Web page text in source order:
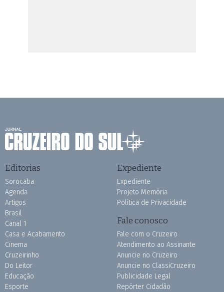
Editorias
Sorocaba
Agenda
Artigos
Brasil
Canal 1
Casa e Acabamento
Cinema
Cruzeirinho
Do Leitor
Educação
Esporte
Expediente
Expediente
Projeto Memória
Política de Privacidade
Fale conosco
Fale com o Cruzeiro
Atendimento ao Assinante
Anuncie no Cruzeiro
Anuncie no ClassiCruzeiro
Publicidade Legal
Repórter Cidadão